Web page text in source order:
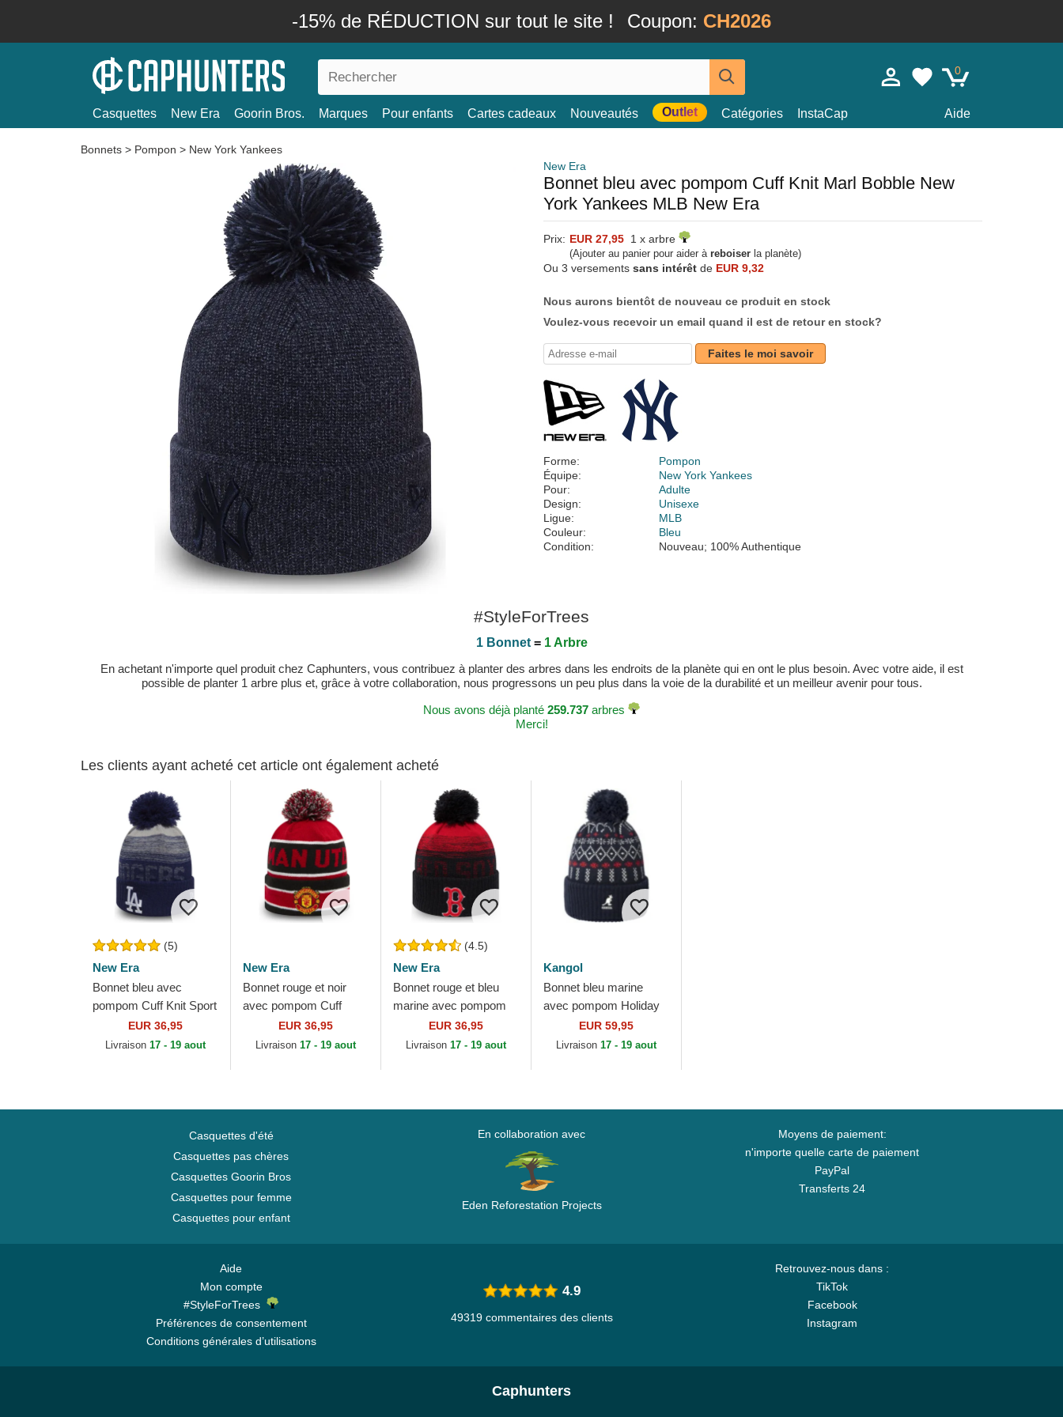
-15% de RÉDUCTION sur tout le site ! Coupon: CH2026
0
Casquettes New Era Goorin Bros. Marques Pour enfants Cartes cadeaux Nouveautés Outlet Catégories InstaCap Aide
Bonnets > Pompon > New York Yankees
New Era
Bonnet bleu avec pompom Cuff Knit Marl Bobble New
York Yankees MLB New Era
Prix: EUR 27,95 1 x arbre
(Ajouter au panier pour aider à reboiser la planète)
Ou 3 versements sans intérêt de EUR 9,32
Nous aurons bientôt de nouveau ce produit en stock
Voulez-vous recevoir un email quand il est de retour en stock?
Faites le moi savoir
Forme:
Pompon
Équipe:
New York Yankees
Pour:
Adulte
Design:
Unisexe
Ligue:
MLB
Couleur:
Bleu
Condition:
Nouveau; 100% Authentique
#StyleForTrees
1 Bonnet= 1 Arbre
En achetant n'importe quel produit chez Caphunters, vous contribuez à planter des arbres dans les endroits de la planète qui en ont le plus besoin. Avec votre aide, il est
possible de planter 1 arbre plus et, grâce à votre collaboration, nous progressons un peu plus dans la voie de la durabilité et un meilleur avenir pour tous.
Nous avons déjà planté 259.737 arbres
Merci!
Les clients ayant acheté cet article ont également acheté
(5)
New Era
Bonnet bleu avec
pompom Cuff Knit Sport
Los Angeles Dodgers
MLB New Era
EUR 36,95
Livraison 17 - 19 aout
New Era
Bonnet rouge et noir
avec pompom Cuff
Jake Manchester
United Football Club
EUR 36,95
Livraison 17 - 19 aout
(4.5)
New Era
Bonnet rouge et bleu
marine avec pompom
Sport Boston Red Sox
MLB New Era
EUR 36,95
Livraison 17 - 19 aout
Kangol
Bonnet bleu marine
avec pompom Holiday
Dk Blue Kangol
EUR 59,95
Livraison 17 - 19 aout
Casquettes d'été
Casquettes pas chères
Casquettes Goorin Bros
Casquettes pour femme
Casquettes pour enfant
En collaboration avec
Eden Reforestation Projects
Moyens de paiement:
n'importe quelle carte de paiement
PayPal
Transferts 24
Aide
Mon compte
#StyleForTrees
Préférences de consentement
Conditions générales d’utilisations
Retrouvez-nous dans :
TikTok
Facebook
Instagram
4.9
49319 commentaires des clients
Caphunters